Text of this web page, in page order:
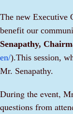
The new Executive
benefit our
Senapathy,
en/).This session,
Mr. Senapathy.
During the event,
questions from